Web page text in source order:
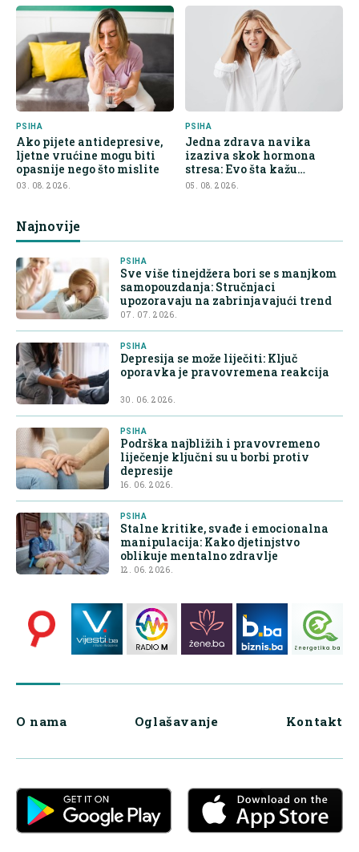
PSIHA
Ako pijete antidepresive,
ljetne vrućine mogu biti
opasnije nego što mislite
03. 08. 2026.
PSIHA
Jedna zdrava navika
izaziva skok hormona
stresa: Evo šta kažu
endokrinolozi
05. 08. 2026.
Najnovije
PSIHA
Sve više tinejdžera bori se s manjkom
samopouzdanja: Stručnjaci
upozoravaju na zabrinjavajući trend
07. 07. 2026.
PSIHA
Depresija se može liječiti: Ključ
oporavka je pravovremena reakcija
30. 06. 2026.
PSIHA
Podrška najbližih i pravovremeno
liječenje ključni su u borbi protiv
depresije
16. 06. 2026.
PSIHA
Stalne kritike, svađe i emocionalna
manipulacija: Kako djetinjstvo
oblikuje mentalno zdravlje
12. 06. 2026.
O nama Oglašavanje Kontakt